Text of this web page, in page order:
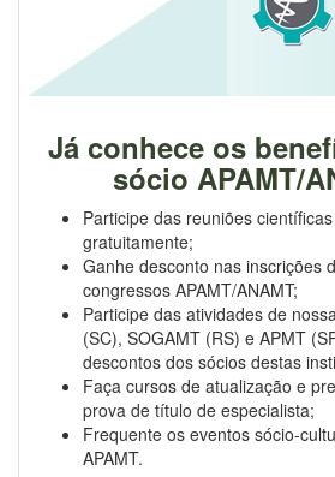
Já conhece os
sócio APAMT/
Participe das reuniões
gratuitamente;
Ganhe desconto nas inscrições
congressos APAMT/ANAMT;
Participe das atividades de
(SC), SOGAMT (RS) e APMT
descontos dos sócios destas
Faça cursos de atualização e
prova de título de especialista;
Frequente os eventos sócio-
APAMT.